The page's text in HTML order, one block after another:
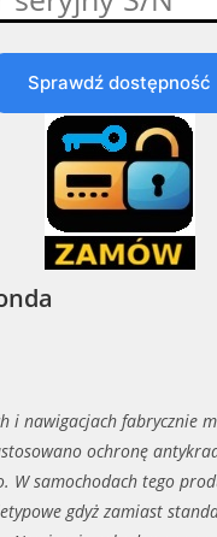
Sprawdź dostępność
i nawigacjach fabrycznie
ochronę
W samochodach tego
gdyż zamiast